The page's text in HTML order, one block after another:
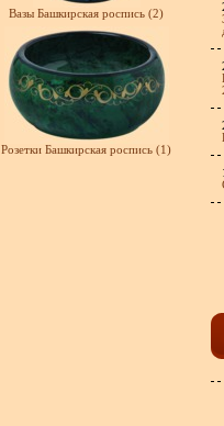
Вазы Башкирская роспись (2)
Розетки Башкирская роспись (1)